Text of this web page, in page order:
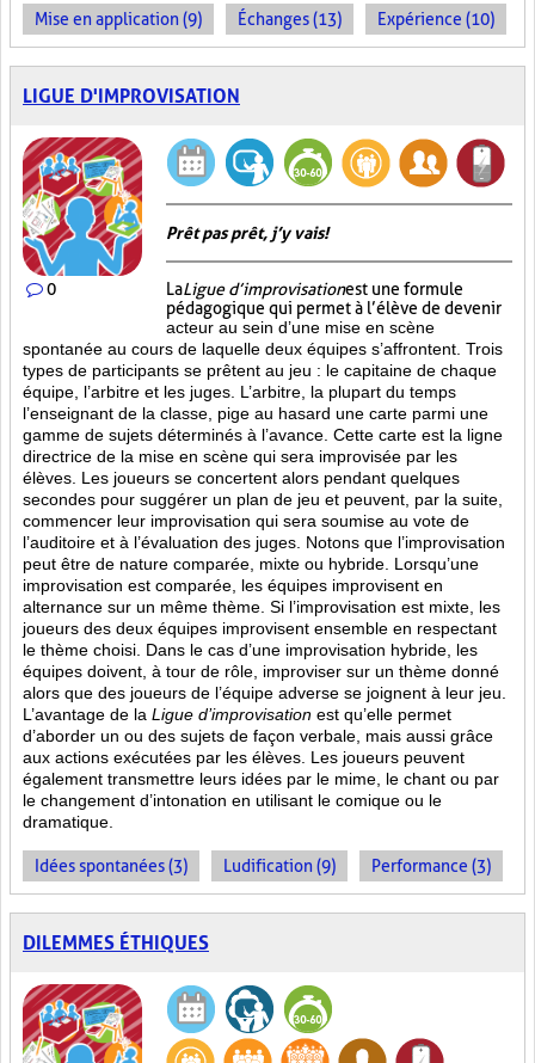
Mise en application (9) Échanges (13) Expérience (10)
LIGUE D'IMPROVISATION
0
Prêt pas prêt, j’y vais!
LaLigue d’improvisationest une formule
pédagogique qui permet à l’élève de devenir
acteur au sein d’une mise en scène
spontanée au cours de laquelle deux équipes s’affrontent. Trois
types de participants se prêtent au jeu : le capitaine de chaque
équipe, l’arbitre et les juges. L’arbitre, la plupart du temps
l’enseignant de la classe, pige au hasard une carte parmi une
gamme de sujets déterminés à l’avance. Cette carte est la ligne
directrice de la mise en scène qui sera improvisée par les
élèves. Les joueurs se concertent alors pendant quelques
secondes pour suggérer un plan de jeu et peuvent, par la suite,
commencer leur improvisation qui sera soumise au vote de
l’auditoire et à l’évaluation des juges. Notons que l’improvisation
peut être de nature comparée, mixte ou hybride. Lorsqu’une
improvisation est comparée, les équipes improvisent en
alternance sur un même thème. Si l’improvisation est mixte, les
joueurs des deux équipes improvisent ensemble en respectant
le thème choisi. Dans le cas d’une improvisation hybride, les
équipes doivent, à tour de rôle, improviser sur un thème donné
alors que des joueurs de l’équipe adverse se joignent à leur jeu.
L’avantage de la Ligue d’improvisation est qu’elle permet
d’aborder un ou des sujets de façon verbale, mais aussi grâce
aux actions exécutées par les élèves. Les joueurs peuvent
également transmettre leurs idées par le mime, le chant ou par
le changement d’intonation en utilisant le comique ou le
dramatique.
Idées spontanées (3) Ludification (9) Performance (3)
DILEMMES ÉTHIQUES